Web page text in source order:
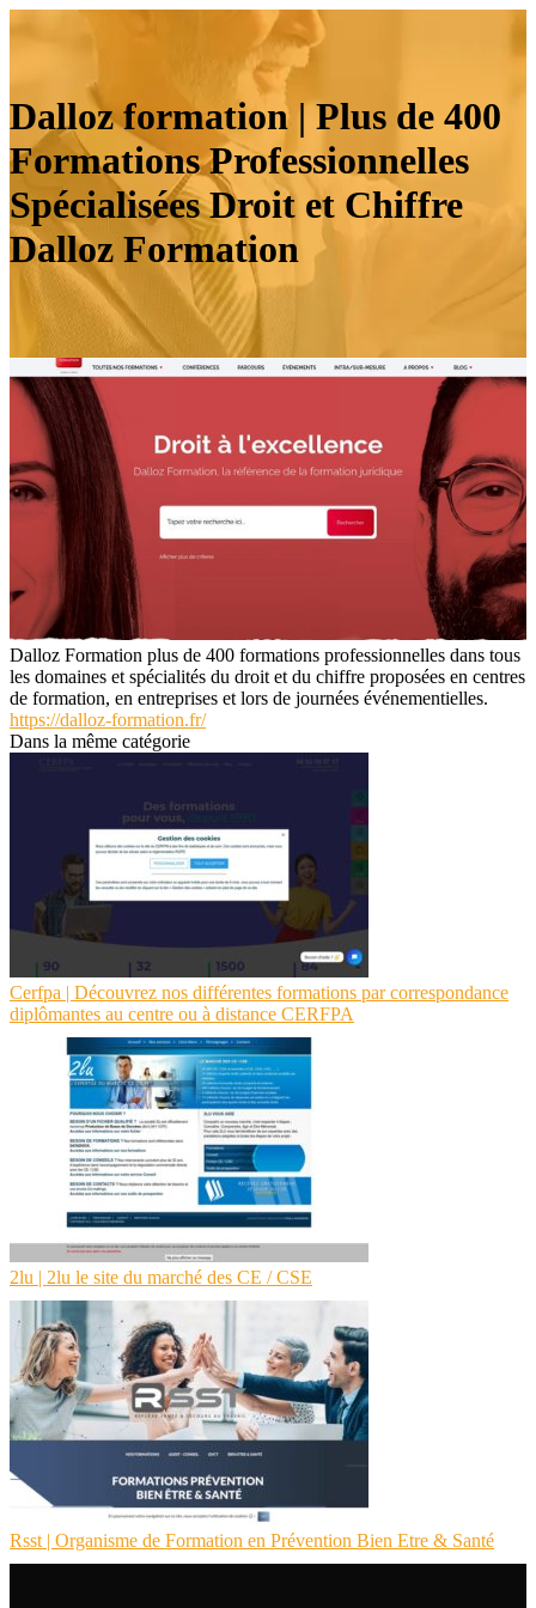
Dalloz formation | Plus de 400
Formations Profes­sionnel­les
Spécia­lisées Droit et Chiffre
Dalloz Formation
Dalloz Formation plus de 400 formations professionnelles dans tous
les domaines et spécialités du droit et du chiffre proposées en centres
de formation, en entreprises et lors de journées événementielles.
https://dalloz-formation.fr/
Dans la même catégorie
Cerfpa | Découvrez nos différentes formations par cor­respondan­ce
diplômantes au centre ou à distance CERFPA
2lu | 2lu le site du marché des CE / CSE
Rsst | Organisme de Formation en Prévention Bien Etre & Santé